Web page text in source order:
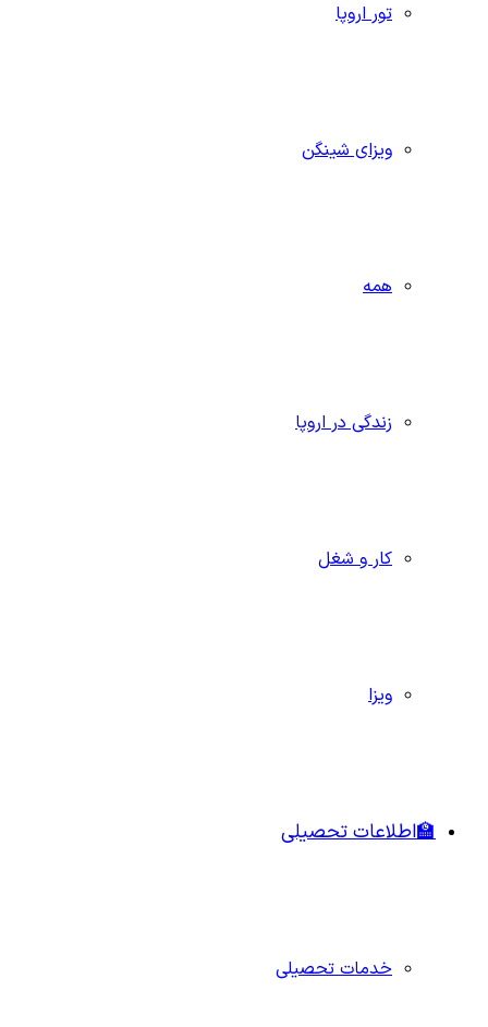
تور اروپا
ویزای شینگن
همه
زندگی در اروپا
کار و شغل
ویزا
🏫اطلاعات تحصیلی
خدمات تحصیلی